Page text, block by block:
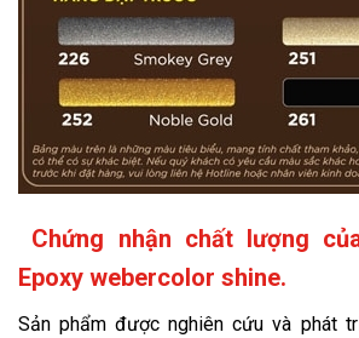
Chứng nhận chất lượng
Epoxy webercolor shine.
Sản phẩm được nghiên cứu và phát